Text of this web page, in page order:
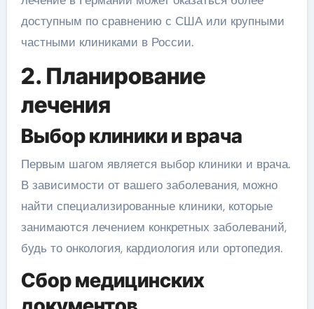
доступным по сравнению с США или крупными
частными клиниками в России.
2. Планирование
лечения
Выбор клиники и врача
Первым шагом является выбор клиники и врача.
В зависимости от вашего заболевания, можно
найти специализированные клиники, которые
занимаются лечением конкретных заболеваний,
будь то онкология, кардиология или ортопедия.
Сбор медицинских